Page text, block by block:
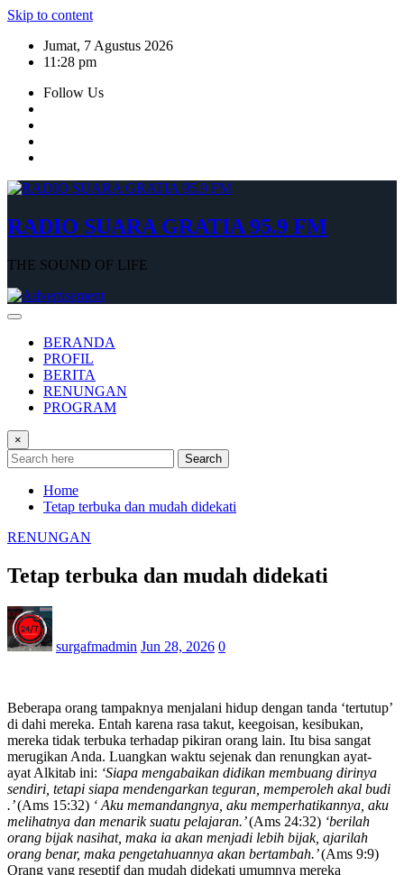
Skip to content
Jumat, 7 Agustus 2026
11:28 pm
Follow Us
RADIO SUARA GRATIA 95.9 FM
THE SOUND OF LIFE
BERANDA
PROFIL
BERITA
RENUNGAN
PROGRAM
×
Search
Home
Tetap terbuka dan mudah didekati
RENUNGAN
Tetap terbuka dan mudah didekati
surgafmadmin Jun 28, 2026 0
Beberapa orang tampaknya menjalani hidup dengan tanda ‘tertutup’
di dahi mereka. Entah karena rasa takut, keegoisan, kesibukan,
mereka tidak terbuka terhadap pikiran orang lain. Itu bisa sangat
merugikan Anda. Luangkan waktu sejenak dan renungkan ayat-
ayat Alkitab ini: ‘Siapa mengabaikan didikan membuang dirinya
sendiri, tetapi siapa mendengarkan teguran, memperoleh akal budi
.’(Ams 15:32) ‘ Aku memandangnya, aku memperhatikannya, aku
melihatnya dan menarik suatu pelajaran.’(Ams 24:32) ‘berilah
orang bijak nasihat, maka ia akan menjadi lebih bijak, ajarilah
orang benar, maka pengetahuannya akan bertambah.’(Ams 9:9)
Orang yang reseptif dan mudah didekati umumnya mereka